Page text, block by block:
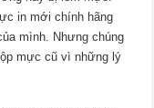
in mới chính hãng
mình. Nhưng chúng
mực cũ vì những lý